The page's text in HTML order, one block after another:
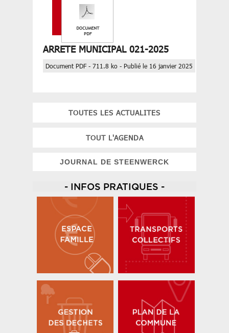
ARRETE MUNICIPAL 021-2025
Document PDF - 711.8 ko - Publié le 16 janvier 2025
TOUTES LES ACTUALITES
TOUT L'AGENDA
JOURNAL DE STEENWERCK
- INFOS PRATIQUES -